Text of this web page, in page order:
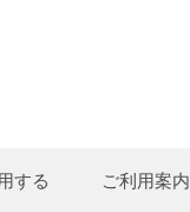
する ご利用案内